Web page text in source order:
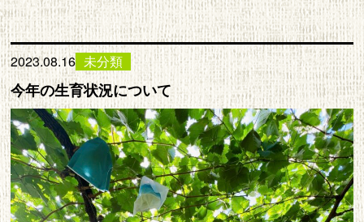
2023.08.16 未分類
今年の生育状況について